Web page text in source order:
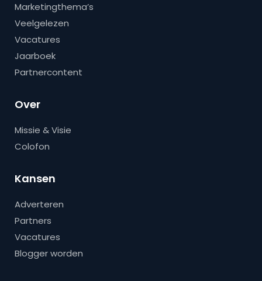
Marketingthema’s
Veelgelezen
Vacatures
Jaarboek
Partnercontent
Over
Missie & Visie
Colofon
Kansen
Adverteren
Partners
Vacatures
Blogger worden